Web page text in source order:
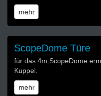
mehr
ScopeDome Türe
für das 4m ScopeDome
Kuppel.
mehr